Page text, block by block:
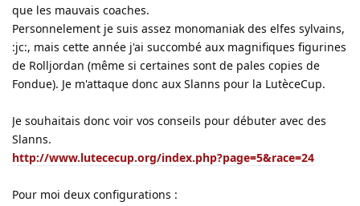
que les mauvais coaches.
Personnelement je suis assez monomaniak des elfes sylvains,
:jc:, mais cette année j'ai succombé aux magnifiques figurines
de Rolljordan (même si certaines sont de pales copies de
Fondue). Je m'attaque donc aux Slanns pour la LutèceCup.
Je souhaitais donc voir vos conseils pour débuter avec des
Slanns.
http://www.lutececup.org/index.php?page=5&race=24
Pour moi deux configurations :